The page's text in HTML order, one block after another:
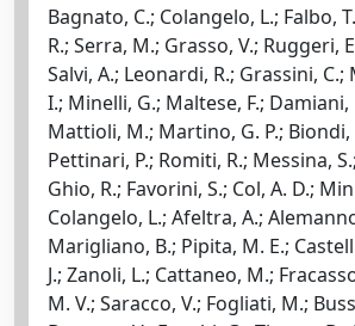
Bagnato, C.; Colangelo, L.; Falbo,
R.; Serra, M.; Grasso, V.; Ruggeri,
Salvi, A.; Leonardi, R.; Grassini,
I.; Minelli, G.; Maltese, F.; Damiani,
Mattioli, M.; Martino, G. P.; Biondi,
Pettinari, P.; Romiti, R.; Messina,
Ghio, R.; Favorini, S.; Col, A. D.;
Colangelo, L.; Afeltra, A.;
Marigliano, B.; Pipita, M. E.;
J.; Zanoli, L.; Cattaneo, M.;
M. V.; Saracco, V.; Fogliati, M.;